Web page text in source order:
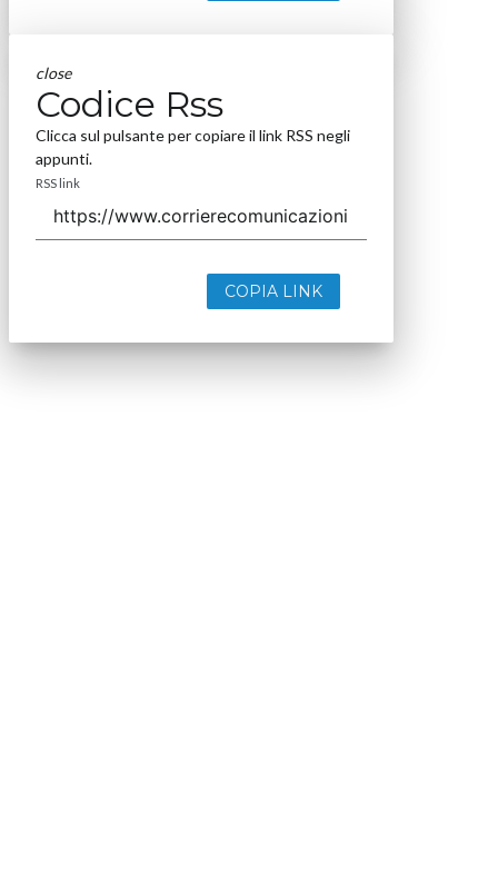
close
Codice Rss
Clicca sul pulsante per copiare il link RSS negli
appunti.
RSS link
COPIA LINK